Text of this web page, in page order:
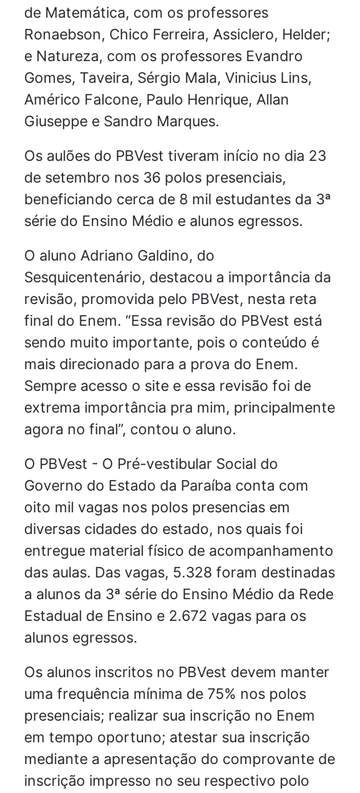
de Matemática, com os professores
Ronaebson, Chico Ferreira, Assiclero, Helder;
e Natureza, com os professores Evandro
Gomes, Taveira, Sérgio Mala, Vinicius Lins,
Américo Falcone, Paulo Henrique, Allan
Giuseppe e Sandro Marques.
Os aulões do PBVest tiveram início no dia 23
de setembro nos 36 polos presenciais,
beneficiando cerca de 8 mil estudantes da 3ª
série do Ensino Médio e alunos egressos.
O aluno Adriano Galdino, do
Sesquicentenário, destacou a importância da
revisão, promovida pelo PBVest, nesta reta
final do Enem. “Essa revisão do PBVest está
sendo muito importante, pois o conteúdo é
mais direcionado para a prova do Enem.
Sempre acesso o site e essa revisão foi de
extrema importância pra mim, principalmente
agora no final”, contou o aluno.
O PBVest - O Pré-vestibular Social do
Governo do Estado da Paraíba conta com
oito mil vagas nos polos presencias em
diversas cidades do estado, nos quais foi
entregue material físico de acompanhamento
das aulas. Das vagas, 5.328 foram destinadas
a alunos da 3ª série do Ensino Médio da Rede
Estadual de Ensino e 2.672 vagas para os
alunos egressos.
Os alunos inscritos no PBVest devem manter
uma frequência mínima de 75% nos polos
presenciais; realizar sua inscrição no Enem
em tempo oportuno; atestar sua inscrição
mediante a apresentação do comprovante de
inscrição impresso no seu respectivo polo